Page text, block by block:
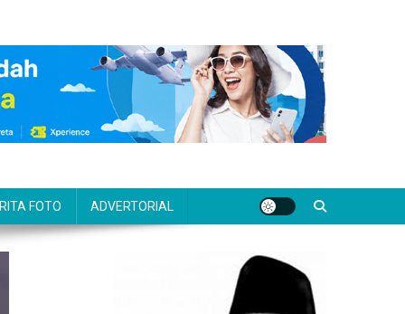
FOTO ADVERTORIAL